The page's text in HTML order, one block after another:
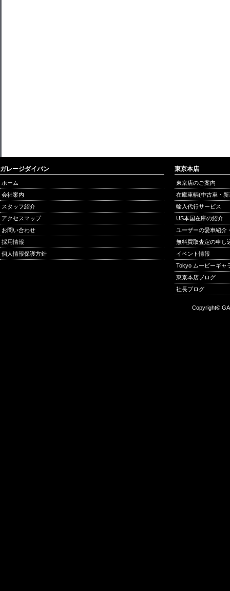
ガレージダイバン
ホーム
会社案内
スタッフ紹介
アクセスマップ
お問い合わせ
採用情報
個人情報保護方針
東京本店
東京店のご案内
在庫車輌(中古車・
輸入代行サービス
US本国在庫の紹介
ユーザーの愛車紹介
無料買取査定の申し
イベント情報
Tokyo ムービーギャ
東京本店ブログ
社長ブログ
Copyright©